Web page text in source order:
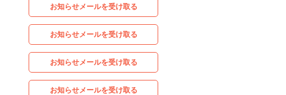
お知らせメールを受け取る
お知らせメールを受け取る
お知らせメールを受け取る
お知らせメールを受け取る